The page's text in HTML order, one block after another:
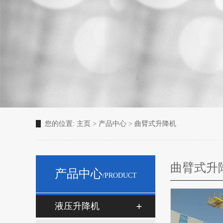
您的位置: 主页 > 产品中心 > 曲臂式升降机
产品中心/PRODUCT
液压升降机
曲臂式升